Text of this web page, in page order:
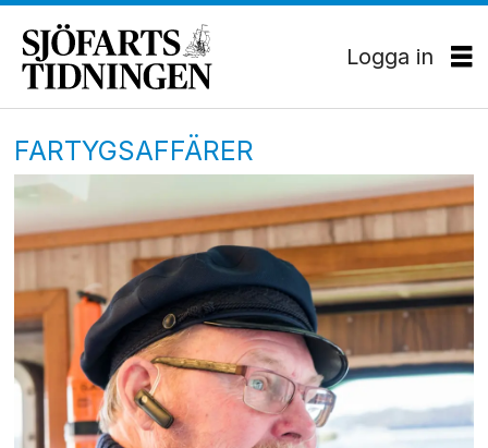
Logga in
FARTYGSAFFÄRER